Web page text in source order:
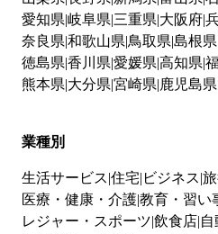
愛知県 岐阜県 三重県 大阪府
奈良県 和歌山県 鳥取県 島根県
徳島県 香川県 愛媛県 高知県
熊本県 大分県 宮崎県 鹿児島県
業種別
生活サービス 住宅 ビジネス
医療・健康・介護教育・習い
レジャー・スポーツ 飲食店